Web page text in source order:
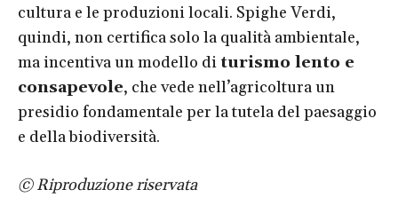
cultura e le produzioni locali. Spighe Verdi,
quindi, non certifica solo la qualità ambientale,
ma incentiva un modello di turismo lento e
consapevole, che vede nell’agricoltura un
presidio fondamentale per la tutela del paesaggio
e della biodiversità.
© Riproduzione riservata